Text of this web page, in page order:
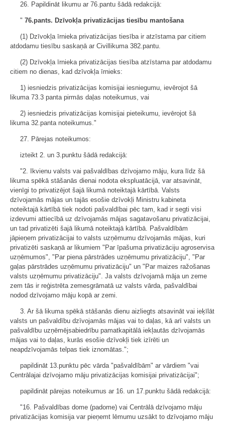
26. Papildināt likumu ar 76.pantu šādā redakcijā:
" 76.pants. Dzīvokļa privatizācijas tiesību mantošana
(1) Dzīvokļa īrnieka privatizācijas tiesība ir atzīstama par citiem
atdodamu tiesību saskaņā ar Civillikuma 382.pantu.
(2) Dzīvokļa īrnieka privatizācijas tiesība atzīstama par atdodamu
citiem no dienas, kad dzīvokļa īrnieks:
1) iesniedzis privatizācijas komisijai iesniegumu, ievērojot šā
likuma 73.3 panta pirmās daļas noteikumus, vai
2) iesniedzis privatizācijas komisijai pieteikumu, ievērojot šā
likuma 32.panta noteikumus."
27. Pārejas noteikumos:
izteikt 2. un 3.punktu šādā redakcijā:
"2. Ikvienu valsts vai pašvaldības dzīvojamo māju, kura līdz šā
likuma spēkā stāšanās dienai nodota ekspluatācijā, var atsavināt,
vienīgi to privatizējot šajā likumā noteiktajā kārtībā. Valsts
dzīvojamās mājas un tajās esošie dzīvokļi Ministru kabineta
noteiktajā kārtībā tiek nodoti pašvaldībai pēc tam, kad ir segti visi
izdevumi attiecībā uz dzīvojamās mājas sagatavošanu privatizācijai,
un tad privatizēti šajā likumā noteiktajā kārtībā. Pašvaldībām
jāpieņem privatizācijai to valsts uzņēmumu dzīvojamās mājas, kuri
privatizēti saskaņā ar likumiem "Par īpašuma privatizāciju agroservisa
uzņēmumos", "Par piena pārstrādes uzņēmumu privatizāciju", "Par
gaļas pārstrādes uzņēmumu privatizāciju" un "Par maizes ražošanas
valsts uzņēmumu privatizāciju". Ja valsts dzīvojamā māja un zeme
zem tās ir reģistrēta zemesgrāmatā uz valsts vārda, pašvaldībai
nodod dzīvojamo māju kopā ar zemi.
3. Ar šā likuma spēkā stāšanās dienu aizliegts atsavināt vai ieķīlāt
valsts un pašvaldību dzīvojamās mājas vai to daļas, kā arī valsts un
pašvaldību uzņēmējsabiedrību pamatkapitālā iekļautās dzīvojamās
mājas vai to daļas, kurās esošie dzīvokļi tiek izīrēti un
neapdzīvojamās telpas tiek iznomātas.";
papildināt 13.punktu pēc vārda "pašvaldībām" ar vārdiem "vai
Centrālajai dzīvojamo māju privatizācijas komisijai privatizācijai";
papildināt pārejas noteikumus ar 16. un 17.punktu šādā redakcijā:
"16. Pašvaldības dome (padome) vai Centrālā dzīvojamo māju
privatizācijas komisija var pieņemt lēmumu uzsākt to dzīvojamo māju